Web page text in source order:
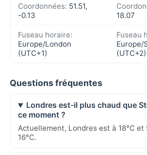
Coordonnées: 51.51,
-0.13
18.07
Fuseau horaire:
Europe/London
(UTC+1)
Fuseau
Europe/
(UTC+2)
Questions fréquentes
Londres est-il plus chaud que
ce moment ?
Actuellement, Londres est à 18°C et
16°C.